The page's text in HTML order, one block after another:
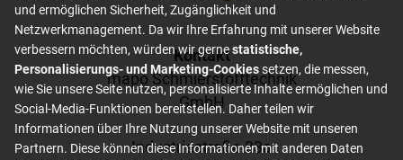
Footer content
Kontakt
mapo Schmierstofftechnik
GmbH
Industriestraße 23a
und ermöglichen Sicherheit, Zugänglichkeit und
Netzwerkmanagement. Da wir Ihre Erfahrung mit unserer Website
verbessern möchten, würden wir gernestatistische,
Personalisierungs- und Marketing-Cookiessetzen, die messen,
wie Sie unsere Seite nutzen, personalisierte Inhalte ermöglichen und
Social-Media-Funktionen bereitstellen. Daher teilen wir
Informationen über Ihre Nutzung unserer Website mit unseren
Partnern. Diese können diese Informationen mit anderen Daten